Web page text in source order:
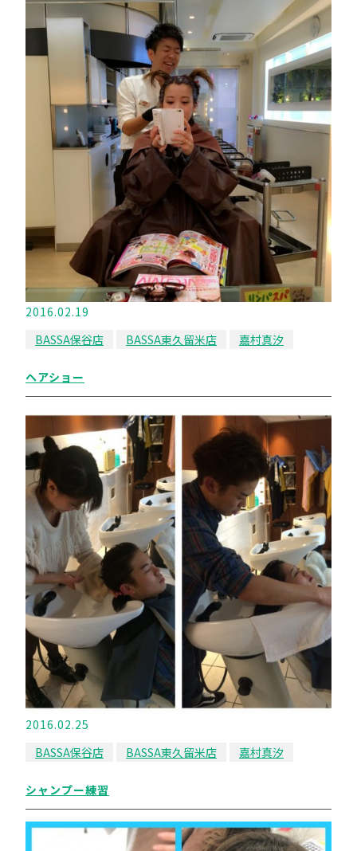
2016.02.19
BASSA保谷店
BASSA東久留米店 嘉村真汐
ヘアショー
2016.02.25
BASSA保谷店
BASSA東久留米店 嘉村真汐
シャンプー練習